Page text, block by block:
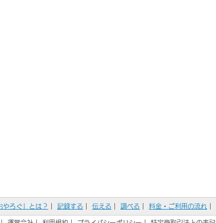
やろぐ」とは？ 記録する 伝える 調べる 料金・ご利用の流れ